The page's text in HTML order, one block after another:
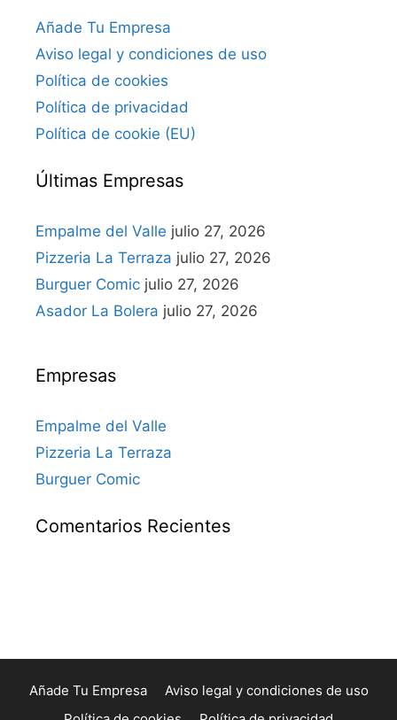
Añade Tu Empresa
Aviso legal y condiciones de uso
Política de cookies
Política de privacidad
Política de cookie (EU)
Últimas Empresas
Empalme del Valle julio 27, 2026
Pizzeria La Terraza julio 27, 2026
Burguer Comic julio 27, 2026
Asador La Bolera julio 27, 2026
Empresas
Empalme del Valle
Pizzeria La Terraza
Burguer Comic
Comentarios Recientes
Añade Tu Empresa
Aviso legal y condiciones de uso